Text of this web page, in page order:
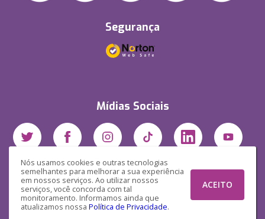
Nós usamos cookies e outras tecnologias
semelhantes para melhorar a sua experiência
em nossos serviços. Ao utilizar nossos
serviços, você concorda com tal
monitoramento. Informamos ainda que
atualizamos nossa Política de Privacidade.
ACEITO
Segurança
Mídias Sociais